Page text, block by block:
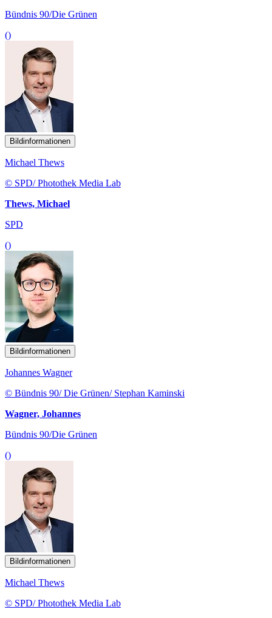
Bündnis 90/Die Grünen
()
Bildinformationen
Michael Thews
© SPD/ Photothek Media Lab
Thews, Michael
SPD
()
Bildinformationen
Johannes Wagner
© Bündnis 90/ Die Grünen/ Stephan Kaminski
Wagner, Johannes
Bündnis 90/Die Grünen
()
Bildinformationen
Michael Thews
© SPD/ Photothek Media Lab